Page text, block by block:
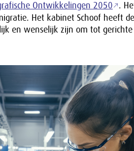
Ontwikkelingen 2050
.
Het kabinet Schoof heeft de
en wenselijk zijn om tot